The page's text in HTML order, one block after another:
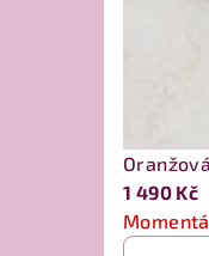
1 490 Kč